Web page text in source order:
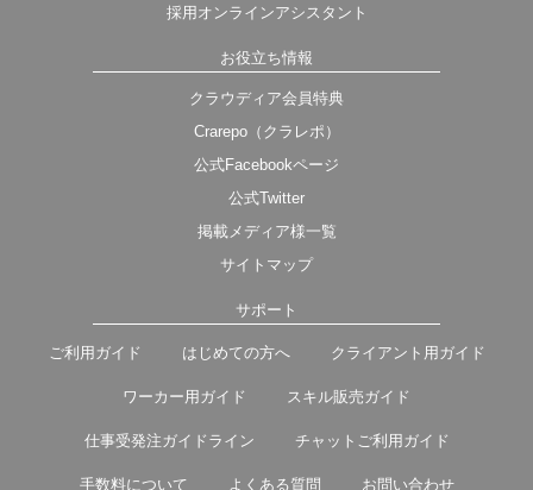
採用オンラインアシスタント
お役立ち情報
クラウディア会員特典
Crarepo（クラレポ）
公式Facebookページ
公式Twitter
掲載メディア様一覧
サイトマップ
サポート
ご利用ガイド はじめての方へ クライアント用ガイド
ワーカー用ガイド スキル販売ガイド
仕事受発注ガイドライン チャットご利用ガイド
手数料について よくある質問 お問い合わせ